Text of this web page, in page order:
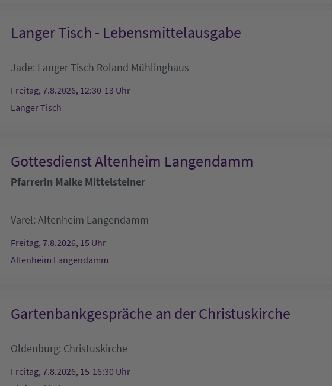
Langer Tisch - Lebensmittelausgabe
Jade: Langer Tisch Roland Mühlinghaus
Freitag, 7.8.2026, 12:30-13 Uhr
Langer Tisch
Gottesdienst Altenheim Langendamm
Pfarrerin Maike Mittelsteiner
Varel: Altenheim Langendamm
Freitag, 7.8.2026, 15 Uhr
Altenheim Langendamm
Gartenbankgespräche an der Christuskirche
Oldenburg: Christuskirche
Freitag, 7.8.2026, 15-16:30 Uhr